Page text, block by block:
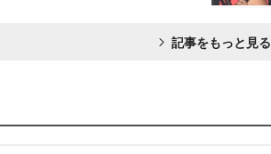
記事をもっと見る